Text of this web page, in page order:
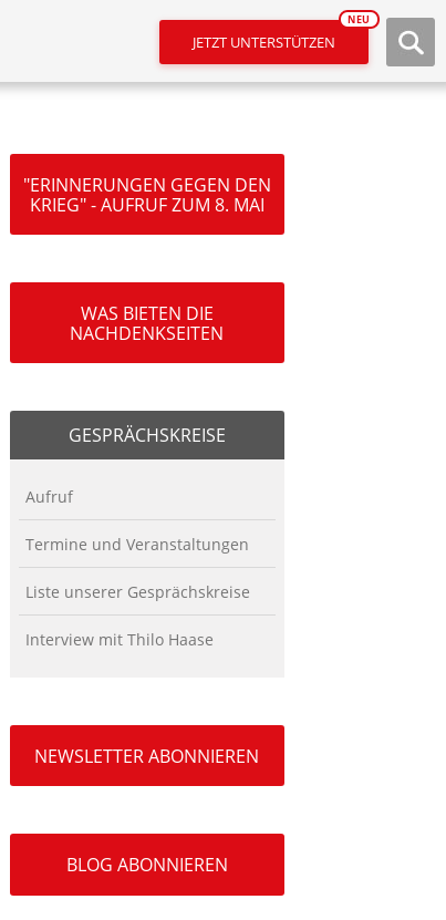
JETZT UNTERSTÜTZEN
NEU
"ERINNERUNGEN GEGEN DEN
KRIEG" - AUFRUF ZUM 8. MAI
WAS BIETEN DIE
NACHDENKSEITEN
GESPRÄCHSKREISE
Aufruf
Termine und Veranstaltungen
Liste unserer Gesprächskreise
Interview mit Thilo Haase
NEWSLETTER ABONNIEREN
BLOG ABONNIEREN